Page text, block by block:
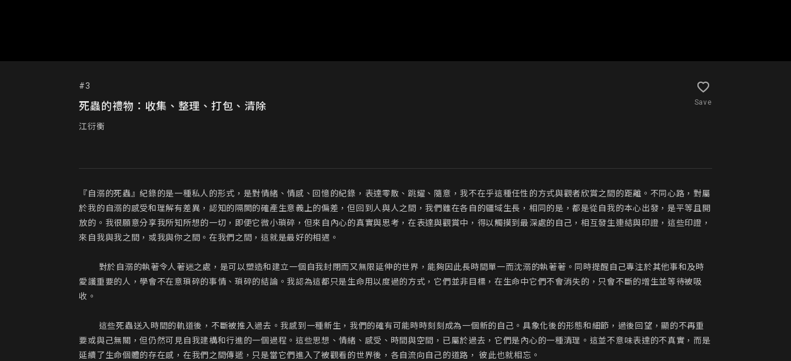
#3
死蟲的禮物：收集、整理、打包、清除
江衍衡
Save
『自溺的死蟲』紀錄的是一種私人的形式，是對情緒、情感、回憶的紀錄，表達零散、跳耀、隨意，我不在乎這種任性的方式與觀者欣賞之間的距離。不同心路，對屬
於我的自溺的感受和理解有差異，認知的隔閡的確產生意義上的偏差，但回到人與人之間，我們雖在各自的疆域生長，相同的是，都是從自我的本心出發，是平等且開
放的。我很願意分享我所知所想的一切，即便它微小瑣碎，但來自內心的真實與思考，在表達與觀賞中，得以觸摸到最深處的自己，相互發生連結與印證，這些印證，
來自我與我之間，或我與你之間。在我們之間，這就是最好的相遇。
愛護重要的人，學會不在意瑣碎的事情、瑣碎的結論。我認為這都只是生命用以度過的方式，它們並非目標，在生命中它們不會消失的，只會不斷的增生並等待被吸
收。
要或與己無關，但仍然可見自我建構和行進的一個過程。這些思想、情緒、感受、時間與空間，已屬於過去，它們是內心的一種清理。這並不意味表達的不真實，而是
延續了生命個體的存在感，在我們之間傳遞，只是當它們進入了被觀看的世界後，各自流向自己的道路， 彼此也就相忘。